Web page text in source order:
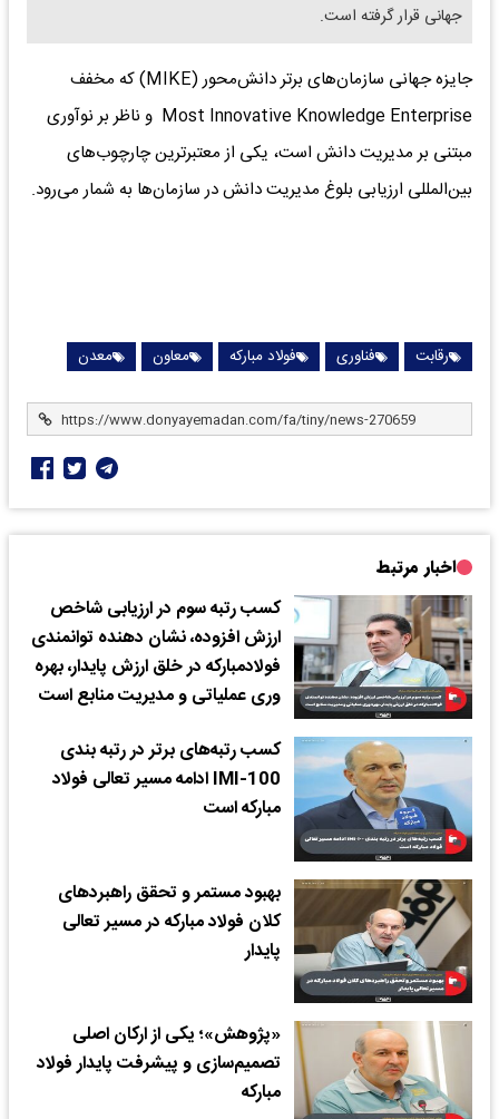
جهانی قرار گرفته است.
جایزه جهانی سازمان‌های برتر دانش‌محور (MIKE) که مخفف
Most Innovative Knowledge Enterprise و ناظر بر نوآوری
مبتنی بر مدیریت دانش است، یکی از معتبرترین چارچوب‌های
بین‌المللی ارزیابی بلوغ مدیریت دانش در سازمان‌ها به شمار می‌رود.
رقابت فناوری فولاد مبارکه معاون معدن
اخبار مرتبط
کسب رتبه سوم در ارزیابى شاخص
ارزش افزوده، نشان دهنده توانمندى
فولاد‌مبارکه در خلق ارزش پایدار، بهره
ورى عملیاتى و مدیریت منابع است
کسب رتبه‌های برتر در رتبه بندی
IMI-100 ادامه مسیر تعالی فولاد
مبارکه است
بهبود مستمر و تحقق راهبردهای
کلان فولاد مبارکه در مسیر تعالی
پایدار
«پژوهش»؛ یکی از ارکان اصلی
تصمیم‌سازی و پیشرفت پایدار فولاد
مبارکه